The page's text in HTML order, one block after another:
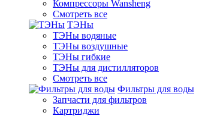
Компрессоры Wansheng
Смотреть все
ТЭНы
ТЭНы водяные
ТЭНы воздушные
ТЭНы гибкие
ТЭНы для дистилляторов
Смотреть все
Фильтры для воды
Запчасти для фильтров
Картриджи